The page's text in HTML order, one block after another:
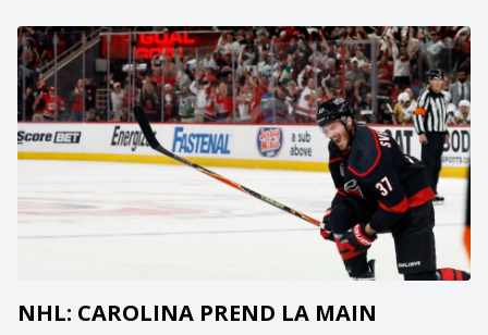
NHL: CAROLINA PREND LA MAIN